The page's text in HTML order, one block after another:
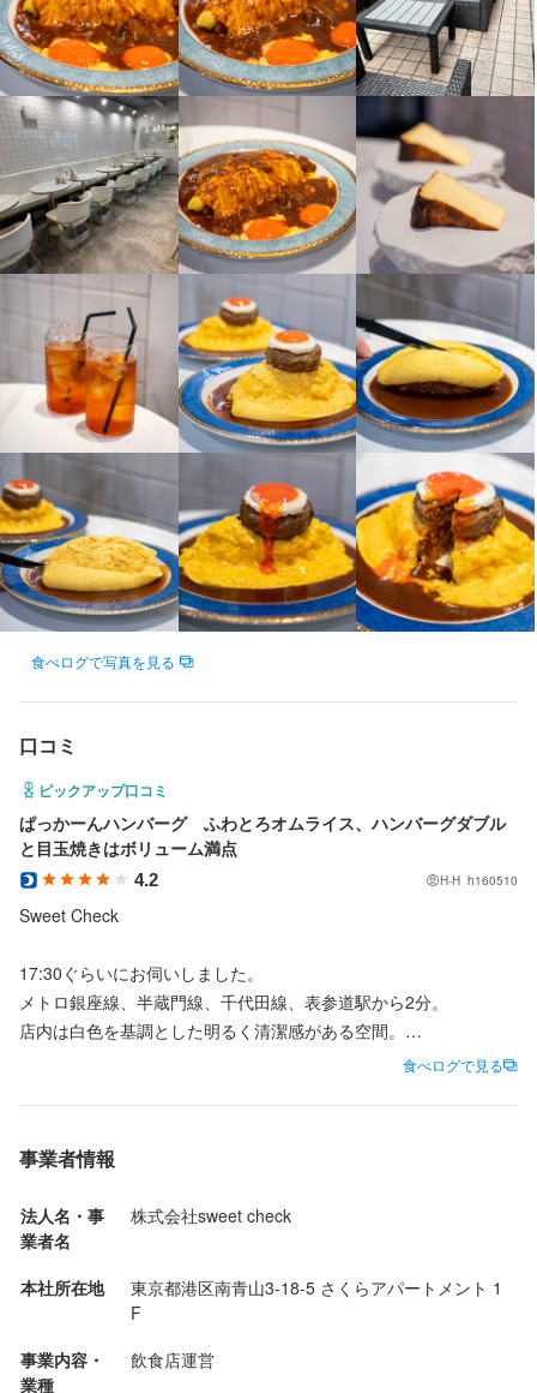
食べログで写真を見る
口コミ
ピックアップ口コミ
ぱっかーんハンバーグ　ふわとろオムライス、ハンバーグダブル
と目玉焼きはボリューム満点
4.2 H-H  h160510
Sweet Check
17:30ぐらいにお伺いしました。
メトロ銀座線、半蔵門線、千代田線、表参道駅から2分。
店内は白色を基調とした明るく清潔感がある空間。
ガラス張りでテラス席もあり開放的、暖かい日は良いかも。
店員さん、対応丁寧で良い感じです☺️
ぱっかーんハンバーグ（中）ダブル
その上に表面に香ばしく焼き目がつき、柔らかく、肉の旨みが凝
縮されたハンバーグをダブル、更に目玉焼きを乗せてありボリュ
ームたっぷり。
目の前でオムレツを切り開く（ぱっかーん）演出の後、黒毛和牛
食べログで見る
事業者情報
法人名・事
業者名
株式会社sweet check
本社所在地
東京都港区南青山3-18-5 さくらアパートメント 1
F
事業内容・
業種
飲食店運営
担当者より1日以内に
SMSとメールにて、ご連絡いたします
ーーーーーーーーーーーーーー
【面談について】
・服装：普段通りの格好でお越しください！
お店の採用担当者からのメッセージ
最後までお読みいただき、ありがとうございます！
少しでも興味をお持ちでしたら、ぜひお気軽にご応募ください！
ご応募を心よりお待ちしております！
店名
Sweet Check
勤務地
法人名・事業者名
株式会社sweet check
最終更新日2026/08/03
担当者より1日以内に
SMSとメールにて、ご連絡いたします
ーーーーーーーーーーーーーー
【面談について】
・服装：普段通りの格好でお越しください！
お店の採用担当者からのメッセージ
最後までお読みいただき、ありがとうございます！
少しでも興味をお持ちでしたら、ぜひお気軽にご応募ください！
ご応募を心よりお待ちしております！
店名
Sweet Check
勤務地
法人名・事業者名
株式会社sweet check
最終更新日2026/08/03
担当者より1日以内に
SMSとメールにて、ご連絡いたします
ーーーーーーーーーーーーーー
【面談について】
・服装：普段通りの格好でお越しください！
お店の採用担当者からのメッセージ
最後までお読みいただき、ありがとうございます！
少しでも興味をお持ちでしたら、ぜひお気軽にご応募ください！
ご応募を心よりお待ちしております！
店名
Sweet Check
勤務地
法人名・事業者名
株式会社sweet check
最終更新日2026/08/03
担当者より1日以内に
SMSとメールにて、ご連絡いたします
ーーーーーーーーーーーーーー
【面談について】
・服装：普段通りの格好でお越しください！
お店の採用担当者からのメッセージ
最後までお読みいただき、ありがとうございます！
少しでも興味をお持ちでしたら、ぜひお気軽にご応募ください！
ご応募を心よりお待ちしております！
店名
Sweet Check
勤務地
法人名・事業者名
株式会社sweet check
最終更新日2026/08/03
担当者より1日以内に
SMSとメールにて、ご連絡いたします
ーーーーーーーーーーーーーー
【面談について】
・服装：普段通りの格好でお越しください！
お店の採用担当者からのメッセージ
最後までお読みいただき、ありがとうございます！
少しでも興味をお持ちでしたら、ぜひお気軽にご応募ください！
ご応募を心よりお待ちしております！
店名
Sweet Check
勤務地
法人名・事業者名
株式会社sweet check
最終更新日2026/08/03
担当者より1日以内に
SMSとメールにて、ご連絡いたします
ーーーーーーーーーーーーーー
【面談について】
・服装：普段通りの格好でお越しください！
お店の採用担当者からのメッセージ
最後までお読みいただき、ありがとうございます！
少しでも興味をお持ちでしたら、ぜひお気軽にご応募ください！
ご応募を心よりお待ちしております！
店名
Sweet Check
勤務地
法人名・事業者名
株式会社sweet check
最終更新日2026/08/03
ーーーーーーーーーーーーーー
【面談について】
・服装：普段通りの格好でお越しください！
お店の採用担当者からのメッセージ
最後までお読みいただき、ありがとうございます！
少しでも興味をお持ちでしたら、ぜひお気軽にご応募ください！
ご応募を心よりお待ちしております！
Sweet Check
勤務地
東京都港区南青山3-18-5 さくらアパートメント 1F
法人名・事業者名
株式会社sweet check
ーーーーーーーーーーーーーー
【面談について】
・服装：普段通りの格好でお越しください！
お店の採用担当者からのメッセージ
最後までお読みいただき、ありがとうございます！
少しでも興味をお持ちでしたら、ぜひお気軽にご応募ください！
ご応募を心よりお待ちしております！
Sweet Check
勤務地
東京都港区南青山3-18-5 さくらアパートメント 1F
法人名・事業者名
株式会社sweet check
【面談について】
・服装：普段通りの格好でお越しください！
お店の採用担当者からのメッセージ
最後までお読みいただき、ありがとうございます！
少しでも興味をお持ちでしたら、ぜひお気軽にご応募ください！
ご応募を心よりお待ちしております！
店名
Sweet Check
勤務地
東京都港区南青山3-18-5 さくらアパートメント 1F
法人名・事業者名
株式会社sweet check
【面談について】
・服装：普段通りの格好でお越しください！
お店の採用担当者からのメッセージ
最後までお読みいただき、ありがとうございます！
少しでも興味をお持ちでしたら、ぜひお気軽にご応募ください！
ご応募を心よりお待ちしております！
店名
Sweet Check
勤務地
東京都港区南青山3-18-5 さくらアパートメント 1F
法人名・事業者名
株式会社sweet check
店名
Sweet Check
勤務地
東京都港区南青山3-18-5 さくらアパートメント 1F
法人名・事業者名
株式会社sweet check
最終更新日2026/08/03
店名
Sweet Check
勤務地
東京都港区南青山3-18-5 さくらアパートメント 1F
法人名・事業者名
株式会社sweet check
最終更新日2026/08/03
店名
Sweet Check
勤務地
東京都港区南青山3-18-5 さくらアパートメント 1F
法人名・事業者名
株式会社sweet check
最終更新日2026/08/03
店名
Sweet Check
勤務地
東京都港区南青山3-18-5 さくらアパートメント 1F
法人名・事業者名
株式会社sweet check
最終更新日2026/08/03
店名
Sweet Check
勤務地
東京都港区南青山3-18-5 さくらアパートメント 1F
法人名・事業者名
株式会社sweet check
最終更新日2026/08/03